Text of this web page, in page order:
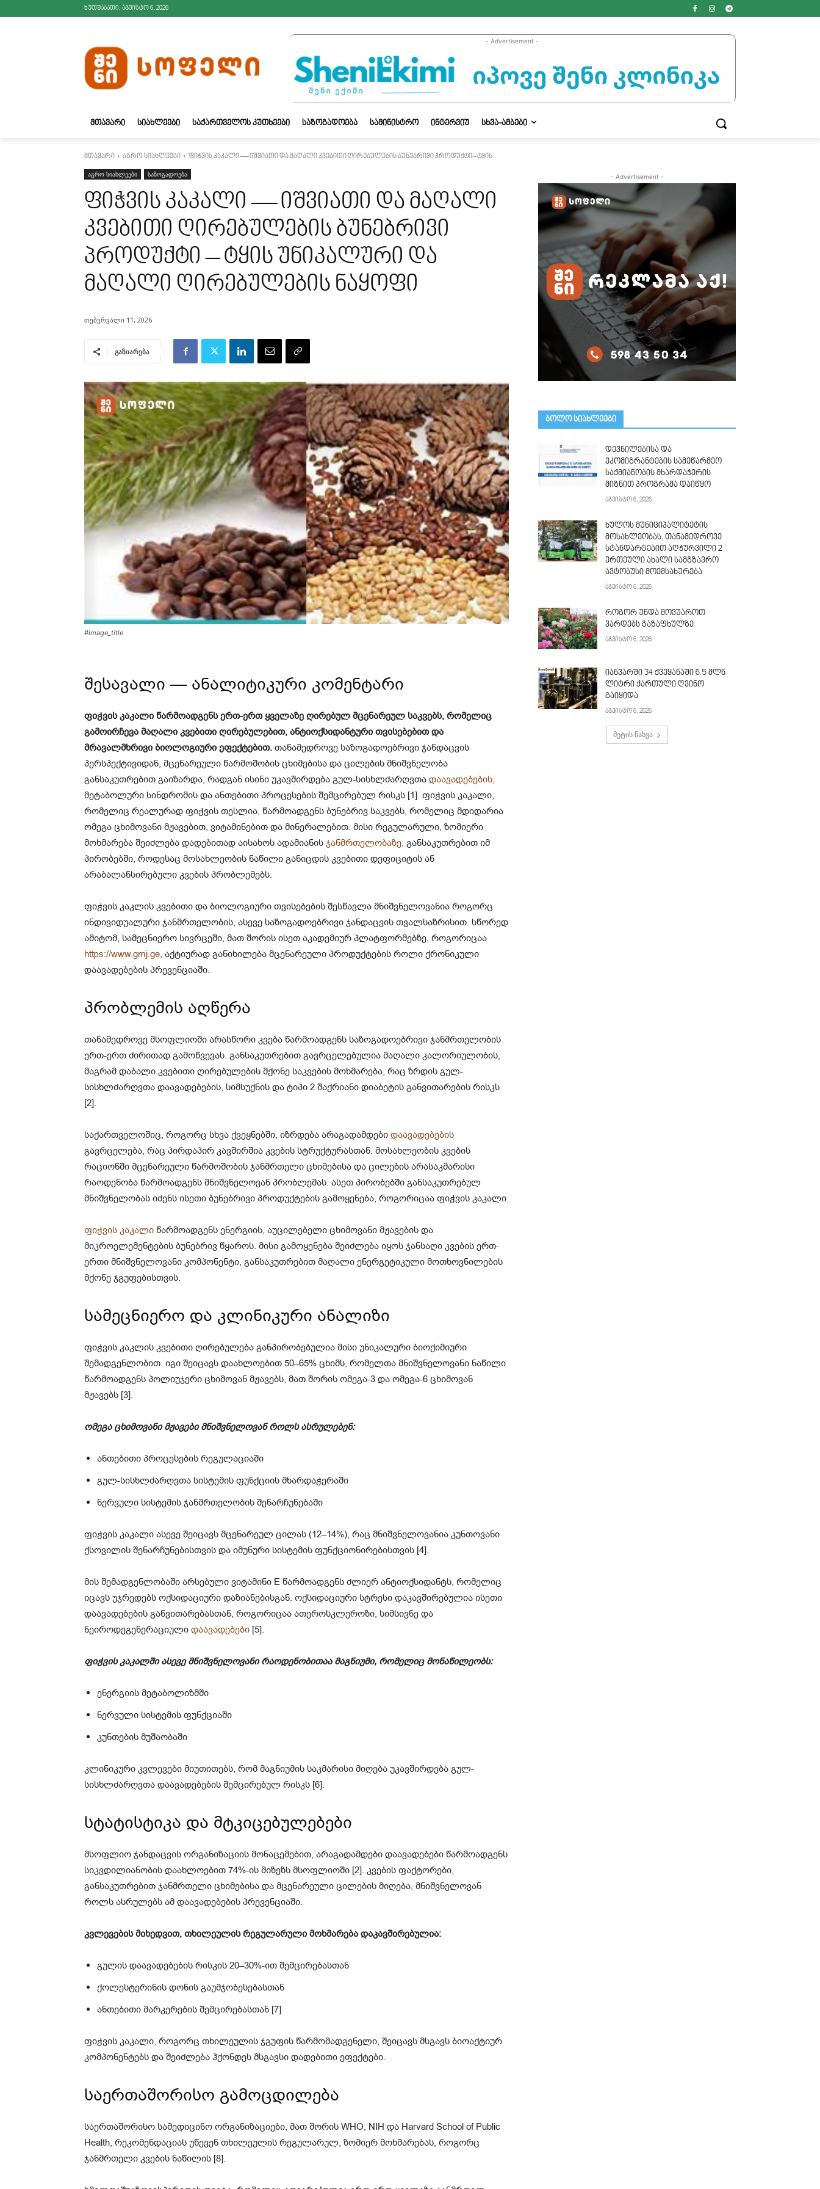
ხუთშაბათი, აგვისტო 6, 2026
- Advertisement -
ᲛᲗᲐᲕᲐᲠᲘ ᲡᲘᲐᲮᲚᲔᲔᲑᲘ ᲡᲐᲥᲐᲠᲗᲕᲔᲚᲝᲡ ᲙᲣᲗᲮᲔᲔᲑᲘ ᲡᲐᲖᲝᲒᲐᲓᲝᲔᲑᲐ ᲡᲐᲛᲘᲜᲘᲡᲢᲠᲝ ᲘᲜᲢᲔᲠᲕᲘᲣ ᲡᲮᲕᲐ-ᲐᲛᲑᲔᲑᲘ
მთავარი აგრო სიახლეები ფიჭვის კაკალი — იშვიათი და მაღალი კვებითი ღირებულების ბუნებრივი პროდუქტი - ტყის...
აგრო სიახლეები საზოგადოება
ფიჭვის კაკალი — იშვიათი და მაღალი
კვებითი ღირებულების ბუნებრივი
პროდუქტი – ტყის უნიკალური და
მაღალი ღირებულების ნაყოფი
თებერვალი 11, 2026
გაზიარება
#image_title
შესავალი — ანალიტიკური კომენტარი
ფიჭვის კაკალი წარმოადგენს ერთ-ერთ ყველაზე ღირებულ მცენარეულ საკვებს, რომელიც
გამოირჩევა მაღალი კვებითი ღირებულებით, ანტიოქსიდანტური თვისებებით და
მრავალმხრივი ბიოლოგიური ეფექტებით. თანამედროვე საზოგადოებრივი ჯანდაცვის
პერსპექტივიდან, მცენარეული წარმოშობის ცხიმებისა და ცილების მნიშვნელობა
განსაკუთრებით გაიზარდა, რადგან ისინი უკავშირდება გულ-სისხლძარღვთა დაავადებების,
მეტაბოლური სინდრომის და ანთებითი პროცესების შემცირებულ რისკს [1]. ფიჭვის კაკალი,
რომელიც რეალურად ფიჭვის თესლია, წარმოადგენს ბუნებრივ საკვებს, რომელიც მდიდარია
ომეგა ცხიმოვანი მჟავებით, ვიტამინებით და მინერალებით. მისი რეგულარული, ზომიერი
მოხმარება შეიძლება დადებითად აისახოს ადამიანის ჯანმრთელობაზე, განსაკუთრებით იმ
პირობებში, როდესაც მოსახლეობის ნაწილი განიცდის კვებითი დეფიციტის ან
არაბალანსირებული კვების პრობლემებს.
ფიჭვის კაკლის კვებითი და ბიოლოგიური თვისებების შესწავლა მნიშვნელოვანია როგორც
ინდივიდუალური ჯანმრთელობის, ასევე საზოგადოებრივი ჯანდაცვის თვალსაზრისით. სწორედ
ამიტომ, სამეცნიერო სივრცეში, მათ შორის ისეთ აკადემიურ პლატფორმებზე, როგორიცაა
https://www.gmj.ge, აქტიურად განიხილება მცენარეული პროდუქტების როლი ქრონიკული
დაავადებების პრევენციაში.
პრობლემის აღწერა
თანამედროვე მსოფლიოში არასწორი კვება წარმოადგენს საზოგადოებრივი ჯანმრთელობის
ერთ-ერთ ძირითად გამოწვევას. განსაკუთრებით გავრცელებულია მაღალი კალორიულობის,
მაგრამ დაბალი კვებითი ღირებულების მქონე საკვების მოხმარება, რაც ზრდის გულ-
სისხლძარღვთა დაავადებების, სიმსუქნის და ტიპი 2 შაქრიანი დიაბეტის განვითარების რისკს
[2].
საქართველოშიც, როგორც სხვა ქვეყნებში, იზრდება არაგადამდები დაავადებების
გავრცელება, რაც პირდაპირ კავშირშია კვების სტრუქტურასთან. მოსახლეობის კვების
რაციონში მცენარეული წარმოშობის ჯანმრთელი ცხიმებისა და ცილების არასაკმარისი
რაოდენობა წარმოადგენს მნიშვნელოვან პრობლემას. ასეთ პირობებში განსაკუთრებულ
მნიშვნელობას იძენს ისეთი ბუნებრივი პროდუქტების გამოყენება, როგორიცაა ფიჭვის კაკალი.
ფიჭვის კაკალი წარმოადგენს ენერგიის, აუცილებელი ცხიმოვანი მჟავების და
მიკროელემენტების ბუნებრივ წყაროს. მისი გამოყენება შეიძლება იყოს ჯანსაღი კვების ერთ-
ერთი მნიშვნელოვანი კომპონენტი, განსაკუთრებით მაღალი ენერგეტიკული მოთხოვნილების
მქონე ჯგუფებისთვის.
სამეცნიერო და კლინიკური ანალიზი
ფიჭვის კაკლის კვებითი ღირებულება განპირობებულია მისი უნიკალური ბიოქიმიური
შემადგენლობით. იგი შეიცავს დაახლოებით 50–65% ცხიმს, რომელთა მნიშვნელოვანი ნაწილი
წარმოადგენს პოლიუჯერი ცხიმოვან მჟავებს, მათ შორის ომეგა-3 და ომეგა-6 ცხიმოვან
მჟავებს [3].
ომეგა ცხიმოვანი მჟავები მნიშვნელოვან როლს ასრულებენ:
ანთებითი პროცესების რეგულაციაში
გულ-სისხლძარღვთა სისტემის ფუნქციის მხარდაჭერაში
ნერვული სისტემის ჯანმრთელობის შენარჩუნებაში
ფიჭვის კაკალი ასევე შეიცავს მცენარეულ ცილას (12–14%), რაც მნიშვნელოვანია კუნთოვანი
ქსოვილის შენარჩუნებისთვის და იმუნური სისტემის ფუნქციონირებისთვის [4].
მის შემადგენლობაში არსებული ვიტამინი E წარმოადგენს ძლიერ ანტიოქსიდანტს, რომელიც
იცავს უჯრედებს ოქსიდაციური დაზიანებისგან. ოქსიდაციური სტრესი დაკავშირებულია ისეთი
დაავადებების განვითარებასთან, როგორიცაა ათეროსკლეროზი, სიმსივნე და
ნეიროდეგენერაციული დაავადებები [5].
ფიჭვის კაკალში ასევე მნიშვნელოვანი რაოდენობითაა მაგნიუმი, რომელიც მონაწილეობს:
ენერგიის მეტაბოლიზმში
ნერვული სისტემის ფუნქციაში
კუნთების მუშაობაში
კლინიკური კვლევები მიუთითებს, რომ მაგნიუმის საკმარისი მიღება უკავშირდება გულ-
სისხლძარღვთა დაავადებების შემცირებულ რისკს [6].
სტატისტიკა და მტკიცებულებები
მსოფლიო ჯანდაცვის ორგანიზაციის მონაცემებით, არაგადამდები დაავადებები წარმოადგენს
სიკვდილიანობის დაახლოებით 74%-ის მიზეზს მსოფლიოში [2]. კვების ფაქტორები,
განსაკუთრებით ჯანმრთელი ცხიმებისა და მცენარეული ცილების მიღება, მნიშვნელოვან
როლს ასრულებს ამ დაავადებების პრევენციაში.
კვლევების მიხედვით, თხილეულის რეგულარული მოხმარება დაკავშირებულია:
გულის დაავადებების რისკის 20–30%-ით შემცირებასთან
ქოლესტერინის დონის გაუმჯობესებასთან
ანთებითი მარკერების შემცირებასთან [7]
ფიჭვის კაკალი, როგორც თხილეულის ჯგუფის წარმომადგენელი, შეიცავს მსგავს ბიოაქტიურ
კომპონენტებს და შეიძლება ჰქონდეს მსგავსი დადებითი ეფექტები.
საერთაშორისო გამოცდილება
საერთაშორისო სამედიცინო ორგანიზაციები, მათ შორის WHO, NIH და Harvard School of Public
Health, რეკომენდაციას უწევენ თხილეულის რეგულარულ, ზომიერ მოხმარებას, როგორც
ჯანმრთელი კვების ნაწილის [8].
- Advertisement -
ᲑᲝᲚᲝ ᲡᲘᲐᲮᲚᲔᲔᲑᲘ
დევნილებისა და
ეკომიგრანტების სამეწარმეო
საქმიანობის მხარდაჭერის
მიზნით პროგრამა დაიწყო
აგვისტო 6, 2026
ხულოს მუნიციპალიტეტის
მოსახლეობას, თანამედროვე
სტანდარტებით აღჭურვილი 2
ერთეული ახალი სამგზავრო
ავტობუსი მოემსახურება
აგვისტო 6, 2026
როგორ უნდა მოვუაროთ
ვარდებს გაზაფხულზე
აგვისტო 6, 2026
იანვარში 34 ქვეყანაში 6.5 მლნ
ლიტრი ქართული ღვინო
გაიყიდა
აგვისტო 6, 2026
მეტის ნახვა